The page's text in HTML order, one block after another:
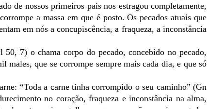
de nossos primeiros pais nos estragou completamente,
a massa em que é posto. Os pecados atuais que
em nós a concupiscência, a fraqueza, a inconstância
7) o chama corpo do pecado, concebido no pecado,
que se corrompe sempre mais cada dia, e que só
“Toda a carne tinha corrompido o seu caminho” (Gn
no coração, fraqueza e inconstância na alma,